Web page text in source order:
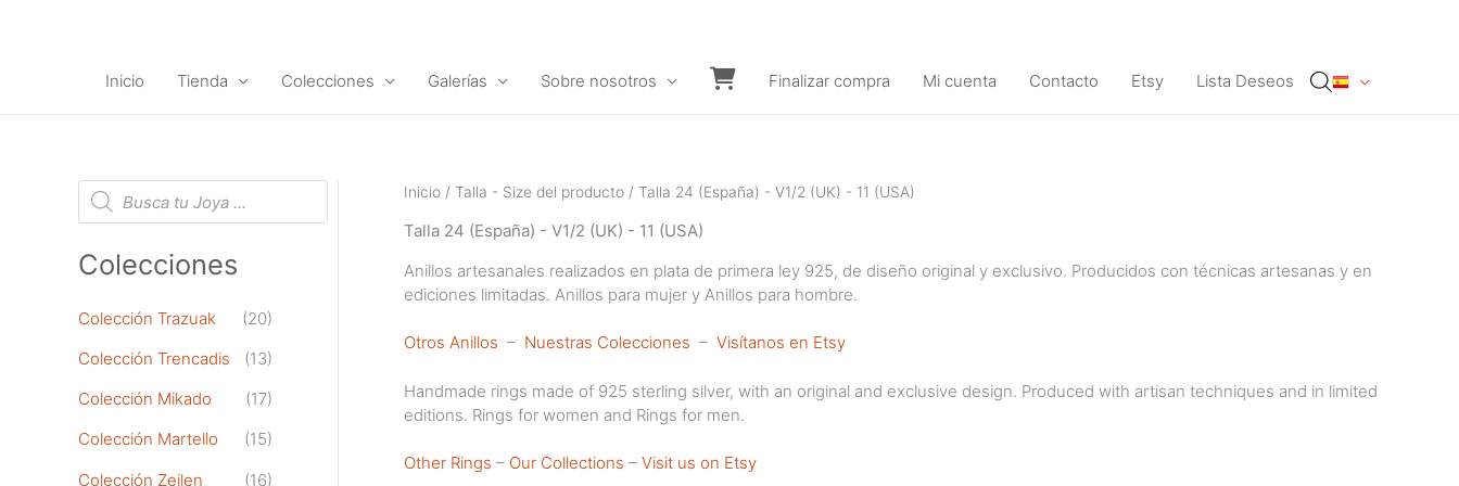
Inicio
Tienda Colecciones Galerías
Sobre nosotros
Carrito
Finalizar compra Mi cuenta Contacto Etsy Lista Deseos
B
s
u
e
d
p
r
d
c
t
s
Colecciones
Colección Trazuak
(20)
Colección Trencadis
(13)
Colección Mikado
(17)
Colección Martello
(15)
Colección Zeilen
(16)
Inicio / Talla - Size del producto / Talla 24 (España) - V1/2 (UK) - 11 (USA)
Talla 24 (España) - V1/2 (UK) - 11 (USA)
Anillos artesanales realizados en plata de primera ley 925, de diseño original y exclusivo. Producidos con técnicas artesanas y en
ediciones limitadas. Anillos para mujer y Anillos para hombre.
Otros Anillos – Nuestras Colecciones – Visítanos en Etsy
Handmade rings made of 925 sterling silver, with an original and exclusive design. Produced with artisan techniques and in limited
editions. Rings for women and Rings for men.
Other Rings – Our Collections – Visit us on Etsy